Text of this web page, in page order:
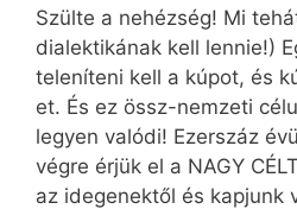
Szülte a nehézség! Mi
dialektikának kell lennie!)
teleníteni kell a kúpot, és
et. És ez össz-nemzeti
legyen valódi! Ezerszáz
végre érjük el a NAGY
az idegenektől és kapjunk